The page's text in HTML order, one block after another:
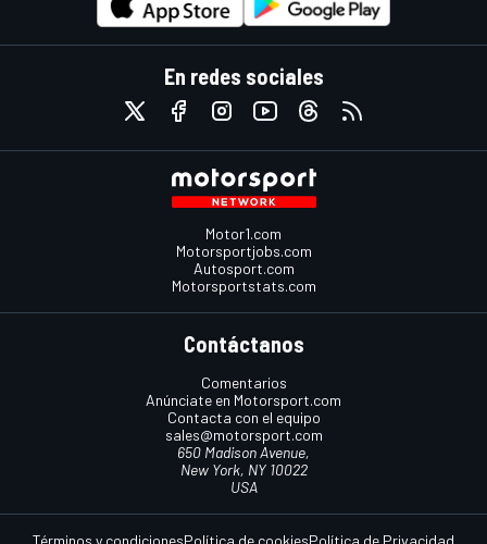
En redes sociales
Motor1.com
Motorsportjobs.com
Autosport.com
Motorsportstats.com
Contáctanos
Comentarios
Anúnciate en Motorsport.com
Contacta con el equipo
sales@motorsport.com
650 Madison Avenue,
New York, NY 10022
USA
Términos y condicionesPolítica de cookiesPolítica de Privacidad